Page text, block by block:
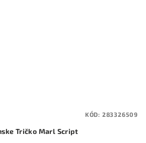
Tričko Marl Script
KÓD: 283326509